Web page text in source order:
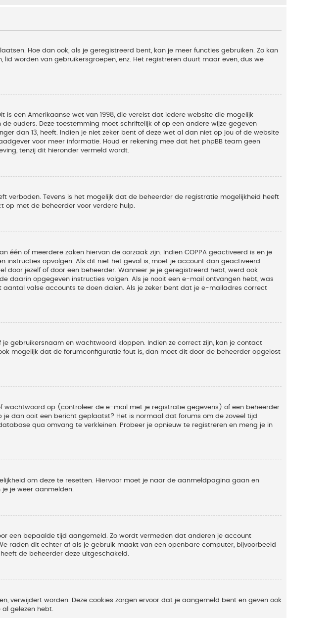
Hoe dan ook, als je geregistreerd bent, kan je meer functies gebruiken. Zo kan
worden van gebruikersgroepen, enz. Het registreren duurt maar even, dus we
is een Amerikaanse wet van 1998, die vereist dat iedere website die mogelijk
ouders. Deze toestemming moet schriftelijk of op een andere wijze gegeven
dan 13, heeft. Indien je niet zeker bent of deze wet al dan niet op jou of de website
voor meer informatie. Houd er rekening mee dat het phpBB team geen
tenzij dit hieronder vermeld wordt.
verboden. Tevens is het mogelijk dat de beheerder de registratie mogelijkheid heeft
op met de beheerder voor verdere hulp.
of meerdere zaken hiervan de oorzaak zijn. Indien COPPA geactiveerd is en je
opvolgen. Als dit niet het geval is, moet je account dan geactiveerd
jezelf of door een beheerder. Wanneer je je geregistreerd hebt, werd ook
daarin opgegeven instructies volgen. Als je nooit een e-mail ontvangen hebt, was
valse accounts te doen dalen. Als je zeker bent dat je e-mailadres correct
gebruikersnaam en wachtwoord kloppen. Indien ze correct zijn, kan je contact
mogelijk dat de forumconfiguratie fout is, dan moet dit door de beheerder opgelost
wachtwoord op (controleer de e-mail met je registratie gegevens) of een beheerder
dan ooit een bericht geplaatst? Het is normaal dat forums om de zoveel tijd
qua omvang te verkleinen. Probeer je opnieuw te registreren en meng je in
om deze te resetten. Hiervoor moet je naar de aanmeldpagina gaan en
je weer aanmelden.
een bepaalde tijd aangemeld. Zo wordt vermeden dat anderen je account
raden dit echter af als je gebruik maakt van een openbare computer, bijvoorbeeld
de beheerder deze uitgeschakeld.
verwijdert worden. Deze cookies zorgen ervoor dat je aangemeld bent en geven ook
gelezen hebt.